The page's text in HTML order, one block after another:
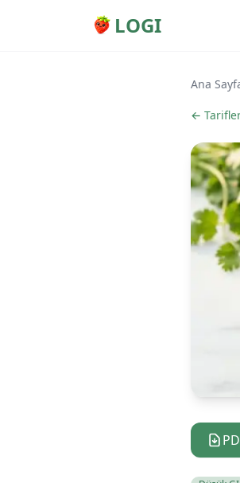
LOGI
Ana
←